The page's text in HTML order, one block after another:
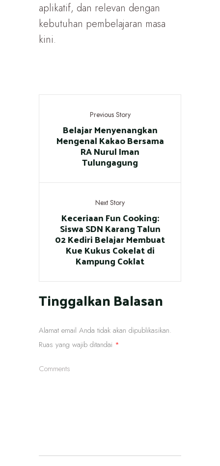
aplikatif, dan relevan dengan
kebutuhan pembelajaran masa
kini.
Previous Story
Belajar Menyenangkan
Mengenal Kakao Bersama
RA Nurul Iman
Tulungagung
Next Story
Keceriaan Fun Cooking:
Siswa SDN Karang Talun
02 Kediri Belajar Membuat
Kue Kukus Cokelat di
Kampung Coklat
Tinggalkan Balasan
Alamat email Anda tidak akan dipublikasikan.
Ruas yang wajib ditandai *